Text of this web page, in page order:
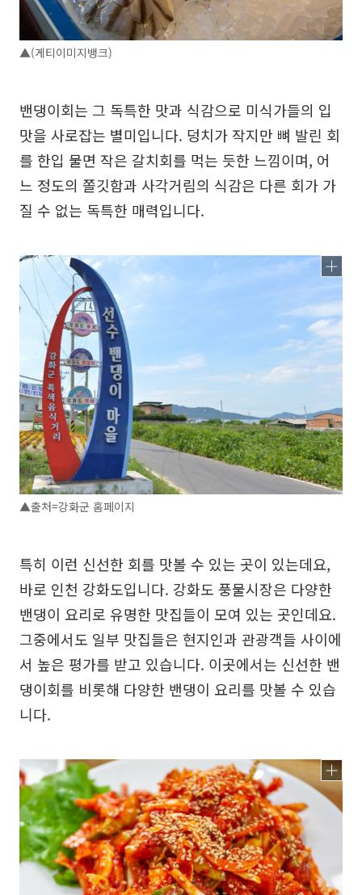
▲(게티이미지뱅크)
밴댕이회는 그 독특한 맛과 식감으로 미식가들의 입
맛을 사로잡는 별미입니다. 덩치가 작지만 뼈 발린 회
를 한입 물면 작은 갈치회를 먹는 듯한 느낌이며, 어
느 정도의 쫄깃함과 사각거림의 식감은 다른 회가 가
질 수 없는 독특한 매력입니다.
▲출처=강화군 홈페이지
특히 이런 신선한 회를 맛볼 수 있는 곳이 있는데요,
바로 인천 강화도입니다. 강화도 풍물시장은 다양한
밴댕이 요리로 유명한 맛집들이 모여 있는 곳인데요.
그중에서도 일부 맛집들은 현지인과 관광객들 사이에
서 높은 평가를 받고 있습니다. 이곳에서는 신선한 밴
댕이회를 비롯해 다양한 밴댕이 요리를 맛볼 수 있습
니다.